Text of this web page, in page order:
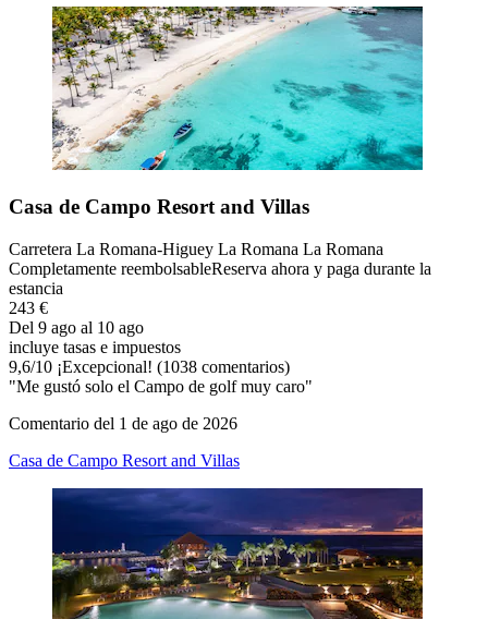
Casa de Campo Resort and Villas
Carretera La Romana-Higuey La Romana La Romana
Completamente reembolsableReserva ahora y paga durante la
estancia
243 €
Del 9 ago al 10 ago
incluye tasas e impuestos
9,6/10 ¡Excepcional! (1038 comentarios)
"Me gustó solo el Campo de golf muy caro"
Comentario del 1 de ago de 2026
Casa de Campo Resort and Villas